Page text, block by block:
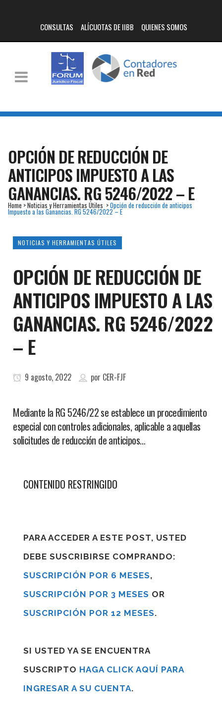
CONSULTAS ALÍCUOTAS DE IIBB QUIENES SOMOS
OPCIÓN DE REDUCCIÓN DE
ANTICIPOS IMPUESTO A LAS
GANANCIAS. RG 5246/2022 – E
Home >Noticias y Herramientas Útiles >Opción de reducción de anticipos
Impuesto a las Ganancias. RG 5246/2022 – E
NOTICIAS Y HERRAMIENTAS ÚTILES
OPCIÓN DE REDUCCIÓN DE
ANTICIPOS IMPUESTO A LAS
GANANCIAS. RG 5246/2022
– E
9 agosto, 2022 por CER-FJF
Mediante la RG 5246/22 se establece un procedimiento
especial con controles adicionales, aplicable a aquellas
solicitudes de reducción de anticipos…
CONTENIDO RESTRINGIDO
PARA ACCEDER A ESTE POST, USTED
DEBE SUSCRIBIRSE COMPRANDO:
SUSCRIPCIÓN POR 6 MESES,
SUSCRIPCIÓN POR 3 MESES OR
SUSCRIPCIÓN POR 12 MESES.
SI USTED YA SE ENCUENTRA
SUSCRIPTO HAGA CLICK AQUÍ PARA
INGRESAR A SU CUENTA.